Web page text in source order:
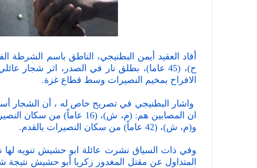
أفاد العقيد أيمن البطنيجي، الناطق باسم الشرطة
ح)، (45 عاما)، بطلق نار في الصدر، اثر شجار
الافراح بمخيم النصيرات وسط قطاع غزة.
واشار البطنيجي في تصريح خاص له ، أن الشجار
و(م، ش)، (42 عاماً) من سكان النصيرات بالقدم.
وفي ذات السياق نشرت عائلة ابو حشيش تنويه لها
المتداول عن مقتل المغدور زكريا أبو حشيش